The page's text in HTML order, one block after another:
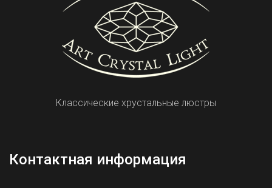
Классические хрустальные люстры
Контактная информация